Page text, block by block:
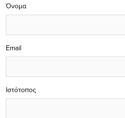
Όνομα
Email
Ιστότοπος